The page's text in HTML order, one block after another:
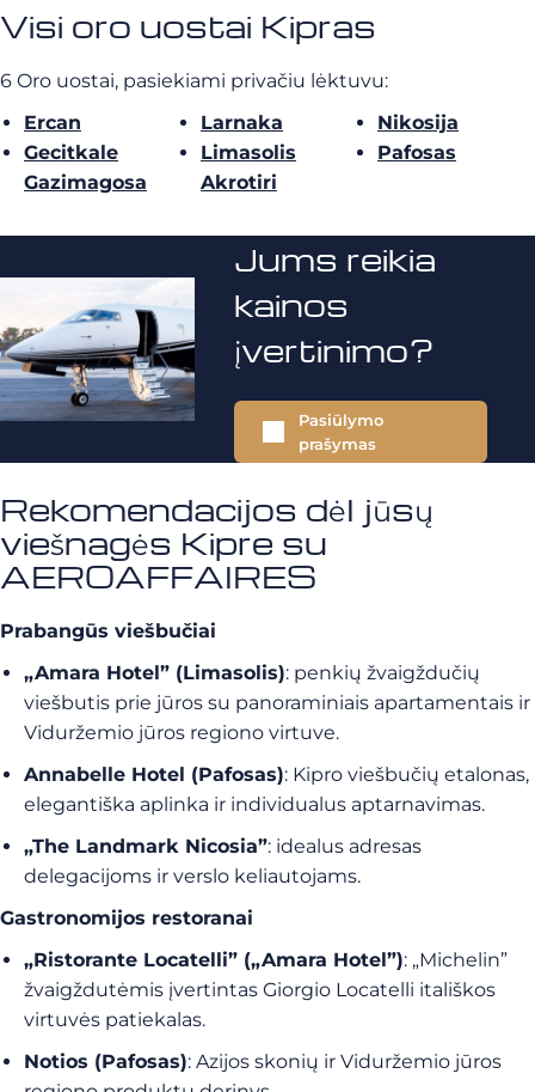
Visi oro uostai Kipras
6 Oro uostai, pasiekiami privačiu lėktuvu:
Ercan
Gecitkale
Gazimagosa
Larnaka
Limasolis
Akrotiri
Nikosija
Pafosas
Jums reikia
kainos
įvertinimo?
Pasiūlymo
prašymas
Rekomendacijos dėl jūsų
viešnagės Kipre su
AEROAFFAIRES
Prabangūs viešbučiai
„Amara Hotel” (Limasolis): penkių žvaigždučių
viešbutis prie jūros su panoraminiais apartamentais ir
Viduržemio jūros regiono virtuve.
Annabelle Hotel (Pafosas): Kipro viešbučių etalonas,
elegantiška aplinka ir individualus aptarnavimas.
„The Landmark Nicosia”: idealus adresas
delegacijoms ir verslo keliautojams.
Gastronomijos restoranai
„Ristorante Locatelli” („Amara Hotel”): „Michelin”
žvaigždutėmis įvertintas Giorgio Locatelli itališkos
virtuvės patiekalas.
Notios (Pafosas): Azijos skonių ir Viduržemio jūros